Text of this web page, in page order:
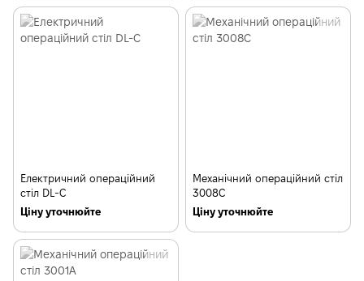
Електричний операційний
стіл DL-С
Ціну уточнюйте
Механічний операційний стіл
3008С
Ціну уточнюйте